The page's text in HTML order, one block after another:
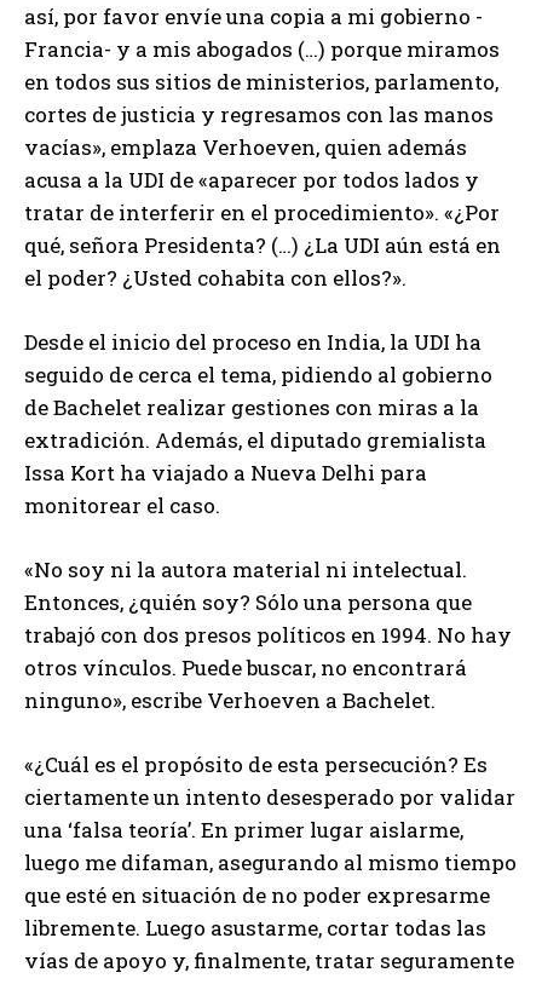
así, por favor envíe una copia a mi gobierno -
Francia- y a mis abogados (…) porque miramos
en todos sus sitios de ministerios, parlamento,
cortes de justicia y regresamos con las manos
vacías», emplaza Verhoeven, quien además
acusa a la UDI de «aparecer por todos lados y
tratar de interferir en el procedimiento». «¿Por
qué, señora Presidenta? (…) ¿La UDI aún está en
el poder? ¿Usted cohabita con ellos?».
Desde el inicio del proceso en India, la UDI ha
seguido de cerca el tema, pidiendo al gobierno
de Bachelet realizar gestiones con miras a la
extradición. Además, el diputado gremialista
Issa Kort ha viajado a Nueva Delhi para
monitorear el caso.
«No soy ni la autora material ni intelectual.
Entonces, ¿quién soy? Sólo una persona que
trabajó con dos presos políticos en 1994. No hay
otros vínculos. Puede buscar, no encontrará
ninguno», escribe Verhoeven a Bachelet.
«¿Cuál es el propósito de esta persecución? Es
ciertamente un intento desesperado por validar
una ‘falsa teoría’. En primer lugar aislarme,
luego me difaman, asegurando al mismo tiempo
que esté en situación de no poder expresarme
libremente. Luego asustarme, cortar todas las
vías de apoyo y, finalmente, tratar seguramente